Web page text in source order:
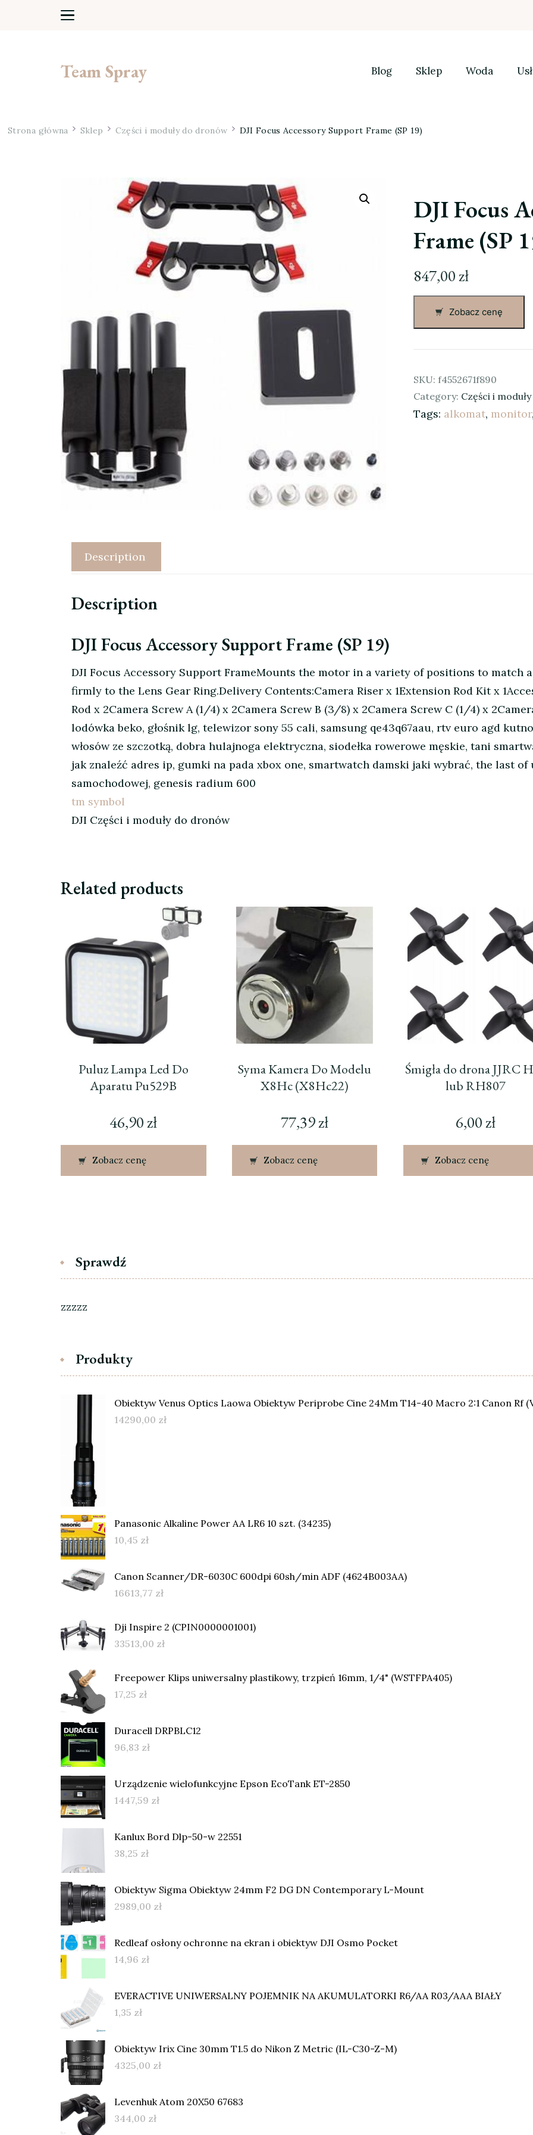
Team Spray Blog Sklep Woda
Strona główna Sklep Części i moduły do dronów DJI Focus Accessory Support Frame (SP 19)
DJI Focus
Frame (SP
847,00zł
Zobacz cenę
SKU: f4552671f890
Category: Części i
Tags: alkomat, monitor,
Description
Description
DJI Focus Accessory Support Frame (SP 19)
DJI Focus Accessory Support FrameMounts the motor in a variety of positions to match
firmly to the Lens Gear Ring.Delivery Contents:Camera Riser x 1Extension Rod Kit x
Rod x 2Camera Screw A (1/4) x 2Camera Screw B (3/8) x 2Camera Screw C (1/4) x
lodówka beko, głośnik lg, telewizor sony 55 cali, samsung qe43q67aau, rtv euro agd
włosów ze szczotką, dobra hulajnoga elektryczna, siodełka rowerowe męskie, tani
jak znaleźć adres ip, gumki na pada xbox one, smartwatch damski jaki wybrać, the last of
samochodowej, genesis radium 600
tm symbol
DJI Części i moduły do dronów
Related products
Puluz Lampa Led Do
Aparatu Pu529B
46,90zł
Zobacz cenę
Syma Kamera Do Modelu
X8Hc (X8Hc22)
77,39zł
Zobacz cenę
Śmigła do drona JJRC
lub RH807
6,00zł
Zobacz cenę
Sprawdź
zzzzz
Produkty
Obiektyw Venus Optics Laowa Obiektyw Periprobe Cine 24Mm T14-40 Macro 2:1 Canon Rf
14290,00 zł
Panasonic Alkaline Power AA LR6 10 szt. (34235)
10,45 zł
Canon Scanner/DR-6030C 600dpi 60sh/min ADF (4624B003AA)
16613,77 zł
Dji Inspire 2 (CPIN0000001001)
33513,00 zł
Freepower Klips uniwersalny plastikowy, trzpień 16mm, 1/4" (WSTFPA405)
17,25 zł
Duracell DRPBLC12
96,83 zł
Urządzenie wielofunkcyjne Epson EcoTank ET-2850
1447,59 zł
Kanlux Bord Dlp-50-w 22551
38,25 zł
Obiektyw Sigma Obiektyw 24mm F2 DG DN Contemporary L-Mount
2989,00 zł
Redleaf osłony ochronne na ekran i obiektyw DJI Osmo Pocket
14,96 zł
EVERACTIVE UNIWERSALNY POJEMNIK NA AKUMULATORKI R6/AA R03/AAA BIAŁY
1,35 zł
Obiektyw Irix Cine 30mm T1.5 do Nikon Z Metric (IL-C30-Z-M)
4325,00 zł
Levenhuk Atom 20X50 67683
344,00 zł